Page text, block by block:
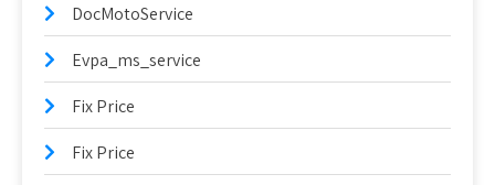
DocMotoService
Evpa_ms_service
Fix Price
Fix Price